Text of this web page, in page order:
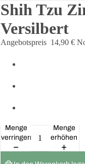
Shih Tzu
Versilbert
Angebotspreis 14,90 €
Menge
verringern
Menge
erhöhen